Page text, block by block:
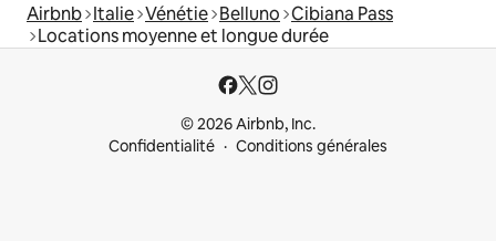
Airbnb Italie Vénétie Belluno Cibiana Pass
Locations moyenne et longue durée
© 2026 Airbnb, Inc.
Confidentialité
Conditions générales